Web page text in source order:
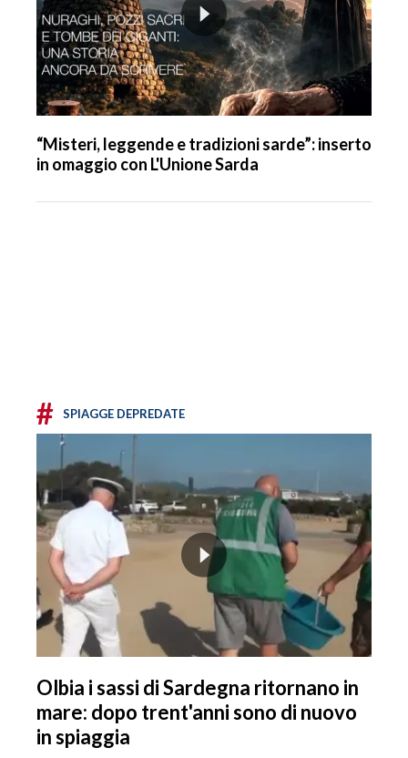
“Misteri, leggende e tradizioni sarde”: inserto
in omaggio con L'Unione Sarda
# SPIAGGE DEPREDATE
Olbia i sassi di Sardegna ritornano in
mare: dopo trent'anni sono di nuovo
in spiaggia